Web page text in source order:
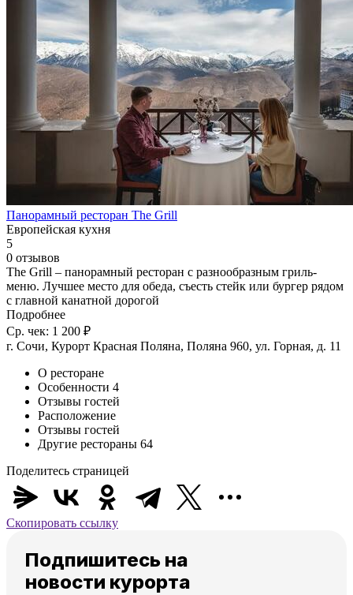
Панорамный ресторан The Grill
Европейская кухня
5
0 отзывов
The Grill – панорамный ресторан с разнообразным гриль-
меню. Лучшее место для обеда, съесть стейк или бургер рядом
с главной канатной дорогой
Подробнее
Ср. чек: 1 200 ₽
г. Сочи, Курорт Красная Поляна, Поляна 960, ул. Горная, д. 11
О ресторане
Особенности 4
Отзывы гостей
Расположение
Отзывы гостей
Другие рестораны 64
Поделитесь страницей
Скопировать ссылку
Подпишитесь на
новости курорта